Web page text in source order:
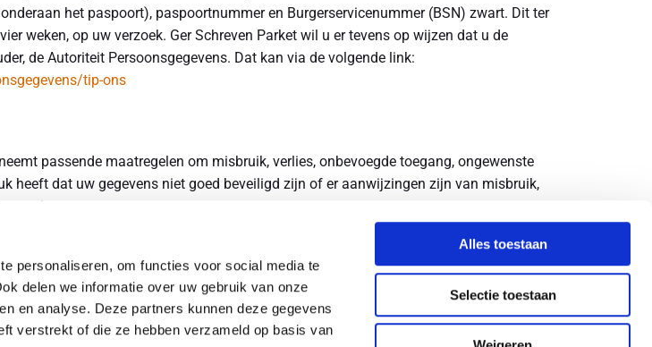
personaliseren, om functies voor social media te
delen we informatie over uw gebruik van onze
en analyse. Deze partners kunnen deze gegevens
verstrekt of die ze hebben verzameld op basis van
Alles toestaan
Selectie toestaan
het paspoort), paspoortnummer en Burgerservicenummer (BSN) zwart. Dit ter
weken, op uw verzoek. Ger Schreven Parket wil u er tevens op wijzen dat u de
de Autoriteit Persoonsgegevens. Dat kan via de volgende link:
tip-ons
passende maatregelen om misbruik, verlies, onbevoegde toegang, ongewenste
heeft dat uw gegevens niet goed beveiligd zijn of er aanwijzingen zijn van misbruik,